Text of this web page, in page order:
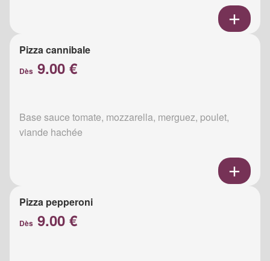
Pizza cannibale
Dès 9.00 €
Base sauce tomate, mozzarella, merguez, poulet,
viande hachée
Pizza pepperoni
Dès 9.00 €